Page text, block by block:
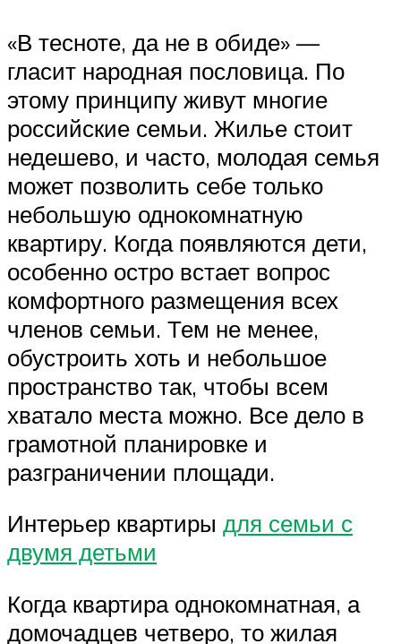
«В тесноте, да не в обиде» —
гласит народная пословица. По
этому принципу живут многие
российские семьи. Жилье стоит
недешево, и часто, молодая семья
может позволить себе только
небольшую однокомнатную
квартиру. Когда появляются дети,
особенно остро встает вопрос
комфортного размещения всех
членов семьи. Тем не менее,
обустроить хоть и небольшое
пространство так, чтобы всем
хватало места можно. Все дело в
грамотной планировке и
разграничении площади.
Интерьер квартиры для семьи с
двумя детьми
Когда квартира однокомнатная, а
домочадцев четверо, то жилая